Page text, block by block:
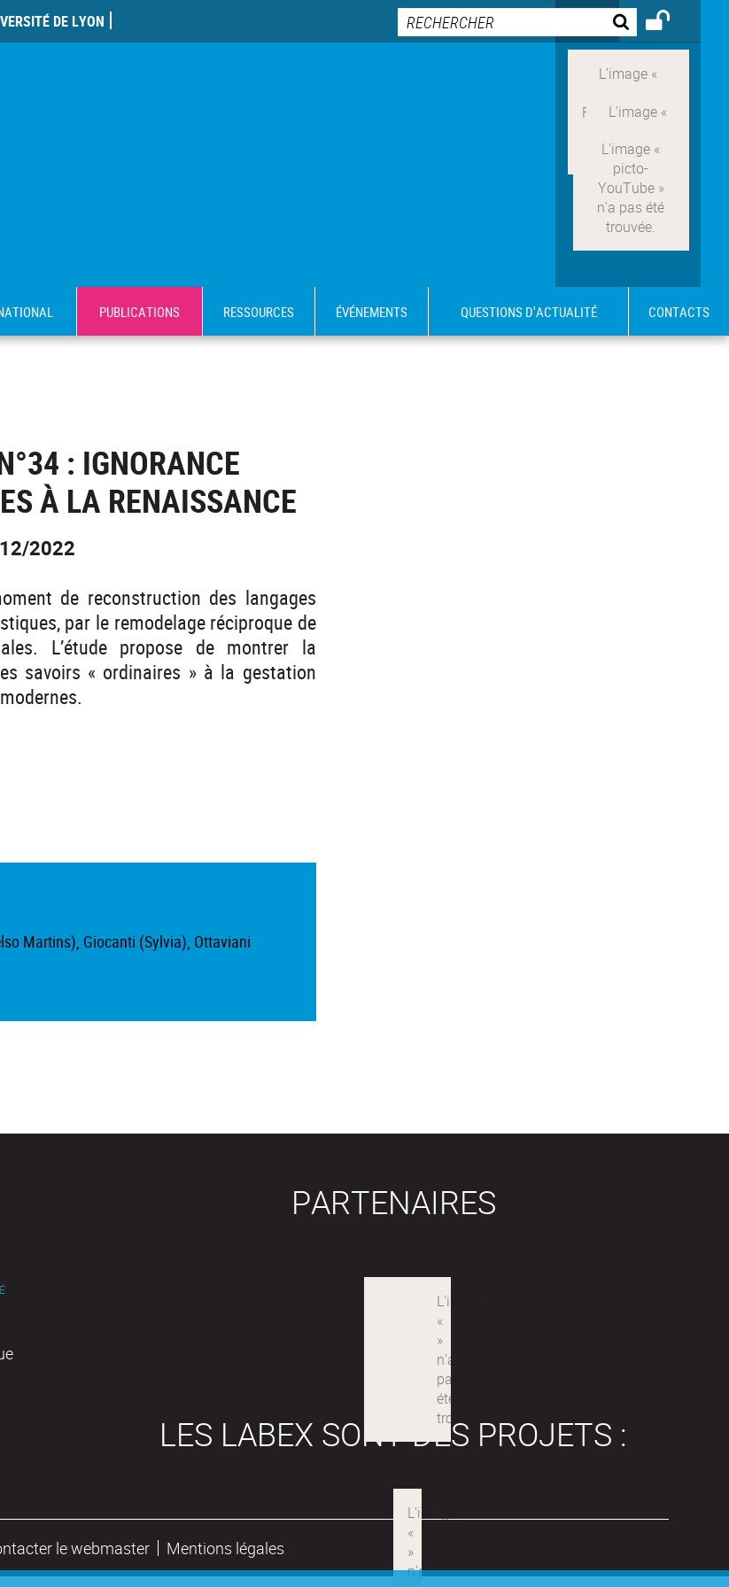
DE LYON
PUBLICATIONS RESSOURCES ÉVÉNEMENTS QUESTIONS D'ACTUALITÉ CONTACTS
: IGNORANCE
À LA RENAISSANCE
2022
de reconstruction des langages
par le remodelage réciproque de
L’étude propose de montrer la
savoirs « ordinaires » à la gestation
Martins), Giocanti (Sylvia), Ottaviani
PARTENAIRES
LES LABEX SONT DES PROJETS :
le webmaster Mentions légales